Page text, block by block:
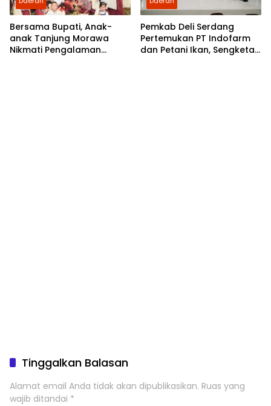
Bersama Bupati, Anak-
anak Tanjung Morawa
Nikmati Pengalaman
Pemkab Deli Serdang
Pertemukan PT Indofarm
dan Petani Ikan, Sengketa
Tinggalkan Balasan
Alamat email Anda tidak akan dipublikasikan. Ruas yang
wajib ditandai *